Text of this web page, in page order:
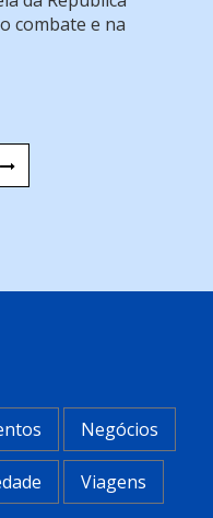
combate e na
Negócios
Viagens